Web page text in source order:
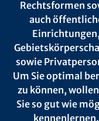
Rechtsformen
auch
Einrichtungen,
sowie
Um Sie optimal
zu können,
Sie so gut wie
kennenlernen.